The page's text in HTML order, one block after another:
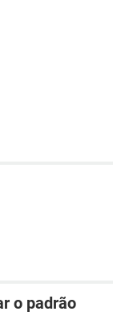
o padrão